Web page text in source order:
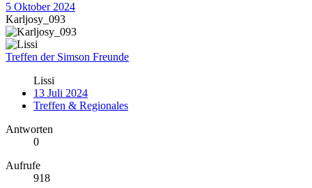
5 Oktober 2024
Karljosy_093
Treffen der Simson Freunde
Lissi
13 Juli 2024
Treffen & Regionales
Antworten
0
Aufrufe
918